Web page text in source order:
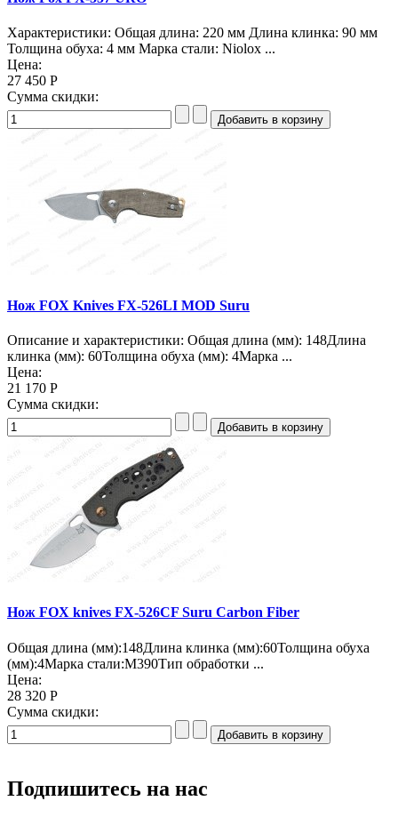
Характеристики: Общая длина: 220 мм Длина клинка: 90 мм
Толщина обуха: 4 мм Марка стали: Niolox ...
Цена:
27 450 Р
Сумма скидки:
Нож FOX Knives FX-526LI MOD Suru
Описание и характеристики: Общая длина (мм): 148Длина
клинка (мм): 60Толщина обуха (мм): 4Марка ...
Цена:
21 170 Р
Сумма скидки:
Нож FOX knives FX-526CF Suru Carbon Fiber
Общая длина (мм):148Длина клинка (мм):60Толщина обуха
(мм):4Марка стали:M390Тип обработки ...
Цена:
28 320 Р
Сумма скидки:
Подпишитесь на нас